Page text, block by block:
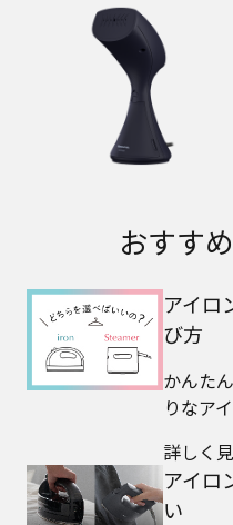
おすす
アイロ
び方
かんた
りなア
詳しく
アイロ
い